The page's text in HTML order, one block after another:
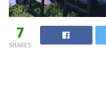
7
SHARES